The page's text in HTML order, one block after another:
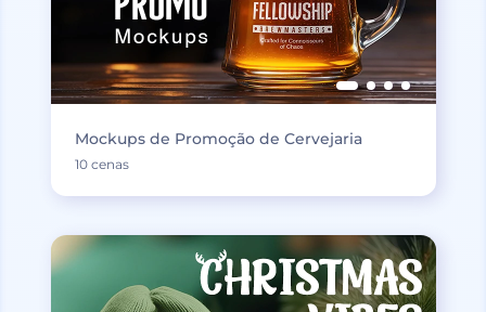
Mockups de Promoção de Cervejaria
10 cenas